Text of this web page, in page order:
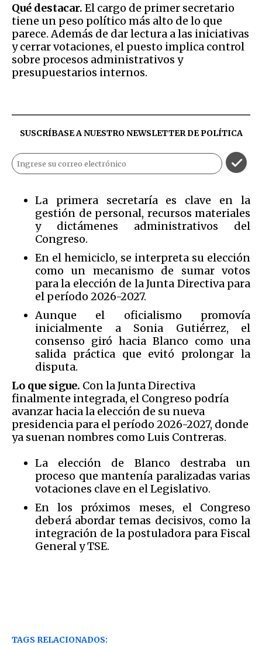
Qué destacar. El cargo de primer secretario
tiene un peso político más alto de lo que
parece. Además de dar lectura a las iniciativas
y cerrar votaciones, el puesto implica control
sobre procesos administrativos y
presupuestarios internos.
SUSCRÍBASE A NUESTRO NEWSLETTER DEPOLÍTICA
La primera secretaría es clave en la
gestión de personal, recursos materiales
y dictámenes administrativos del
Congreso.
En el hemiciclo, se interpreta su elección
como un mecanismo de sumar votos
para la elección de la Junta Directiva para
el período 2026-2027.
Aunque el oficialismo promovía
inicialmente a Sonia Gutiérrez, el
consenso giró hacia Blanco como una
salida práctica que evitó prolongar la
disputa.
Lo que sigue. Con la Junta Directiva
finalmente integrada, el Congreso podría
avanzar hacia la elección de su nueva
presidencia para el período 2026-2027, donde
ya suenan nombres como Luis Contreras.
La elección de Blanco destraba un
proceso que mantenía paralizadas varias
votaciones clave en el Legislativo.
En los próximos meses, el Congreso
deberá abordar temas decisivos, como la
integración de la postuladora para Fiscal
General y TSE.
TAGS RELACIONADOS: